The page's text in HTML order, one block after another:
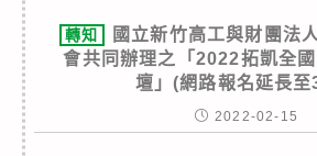
轉知
國立新竹高工與財團法
會共同辦理之「2022拓凱全
壇」(網路報名延長至
2022-02-15